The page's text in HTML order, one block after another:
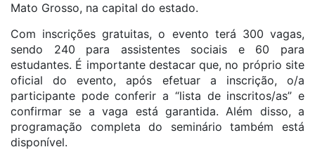
Mato Grosso, na capital do estado.
Com inscrições gratuitas, o evento terá 300 vagas,
sendo 240 para assistentes sociais e 60 para
estudantes. É importante destacar que, no próprio site
oficial do evento, após efetuar a inscrição, o/a
participante pode conferir a “lista de inscritos/as” e
confirmar se a vaga está garantida. Além disso, a
programação completa do seminário também está
disponível.